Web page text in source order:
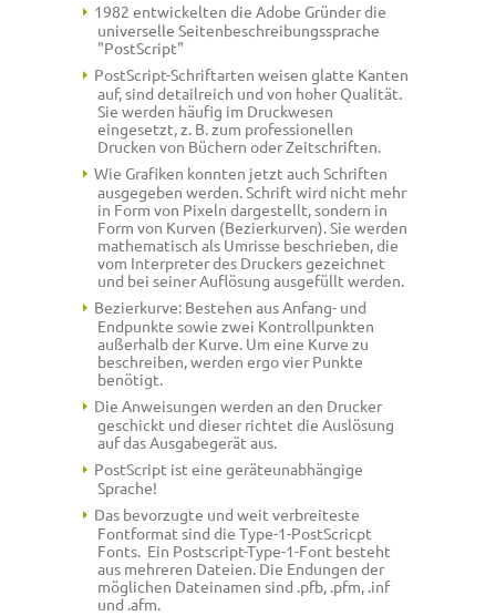
1982 entwickelten die Adobe Gründer die
universelle Seitenbeschreibungssprache
"PostScript"
PostScript-Schriftarten weisen glatte Kanten
auf, sind detailreich und von hoher Qualität.
Sie werden häufig im Druckwesen
eingesetzt, z. B. zum professionellen
Drucken von Büchern oder Zeitschriften.
Wie Grafiken konnten jetzt auch Schriften
ausgegeben werden. Schrift wird nicht mehr
in Form von Pixeln dargestellt, sondern in
Form von Kurven (Bezierkurven). Sie werden
mathematisch als Umrisse beschrieben, die
vom Interpreter des Druckers gezeichnet
und bei seiner Auflösung ausgefüllt werden.
Bezierkurve: Bestehen aus Anfang- und
Endpunkte sowie zwei Kontrollpunkten
außerhalb der Kurve. Um eine Kurve zu
beschreiben, werden ergo vier Punkte
benötigt.
Die Anweisungen werden an den Drucker
geschickt und dieser richtet die Auslösung
auf das Ausgabegerät aus.
PostScript ist eine geräteunabhängige
Sprache!
Das bevorzugte und weit verbreiteste
Fontformat sind die Type-1-PostScricpt
Fonts. Ein Postscript-Type-1-Font besteht
aus mehreren Dateien. Die Endungen der
möglichen Dateinamen sind .pfb, .pfm, .inf
und .afm.